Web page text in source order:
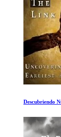
Pompeya